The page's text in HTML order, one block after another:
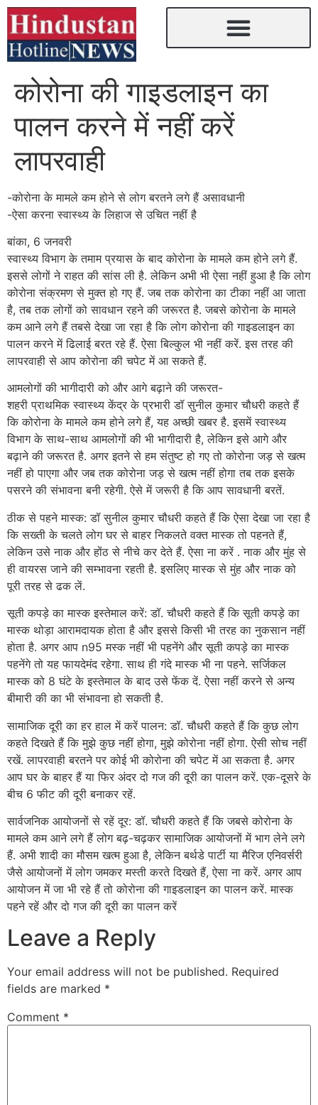
कोरोना की गाइडलाइन का
पालन करने में नहीं करें
लापरवाही
-कोरोना के मामले कम होने से लोग बरतने लगे हैं असावधानी
-ऐसा करना स्वास्थ्य के लिहाज से उचित नहीं है
बांका, 6 जनवरी
स्वास्थ्य विभाग के तमाम प्रयास के बाद कोरोना के मामले कम होने लगे हैं.
इससे लोगों ने राहत की सांस ली है. लेकिन अभी भी ऐसा नहीं हुआ है कि लोग
कोरोना संक्रमण से मुक्त हो गए हैं. जब तक कोरोना का टीका नहीं आ जाता
है, तब तक लोगों को सावधान रहने की जरूरत है. जबसे कोरोना के मामले
कम आने लगे हैं तबसे देखा जा रहा है कि लोग कोरोना की गाइडलाइन का
पालन करने में ढिलाई बरत रहे हैं. ऐसा बिल्कुल भी नहीं करें. इस तरह की
लापरवाही से आप कोरोना की चपेट में आ सकते हैं.
आमलोगों की भागीदारी को और आगे बढ़ाने की जरूरत-
शहरी प्राथमिक स्वास्थ्य केंद्र के प्रभारी डॉ सुनील कुमार चौधरी कहते हैं
कि कोरोना के मामले कम होने लगे हैं, यह अच्छी खबर है. इसमें स्वास्थ्य
विभाग के साथ-साथ आमलोगों की भी भागीदारी है, लेकिन इसे आगे और
बढ़ाने की जरूरत है. अगर इतने से हम संतुष्ट हो गए तो कोरोना जड़ से खत्म
नहीं हो पाएगा और जब तक कोरोना जड़ से खत्म नहीं होगा तब तक इसके
पसरने की संभावना बनी रहेगी. ऐसे में जरूरी है कि आप सावधानी बरतें.
ठीक से पहने मास्क: डॉ सुनील कुमार चौधरी कहते हैं कि ऐसा देखा जा रहा है
कि सख्ती के चलते लोग घर से बाहर निकलते वक्त मास्क तो पहनते हैं,
लेकिन उसे नाक और होंठ से नीचे कर देते हैं. ऐसा ना करें . नाक और मुंह से
ही वायरस जाने की सम्भावना रहती है. इसलिए मास्क से मुंह और नाक को
पूरी तरह से ढक लें.
सूती कपड़े का मास्क इस्तेमाल करें: डॉ. चौधरी कहते हैं कि सूती कपड़े का
मास्क थोड़ा आरामदायक होता है और इससे किसी भी तरह का नुकसान नहीं
होता है. अगर आप n95 मस्क नहीं भी पहनेंगे और सूती कपड़े का मास्क
पहनेंगे तो यह फायदेमंद रहेगा. साथ ही गंदे मास्क भी ना पहने. सर्जिकल
मास्क को 8 घंटे के इस्तेमाल के बाद उसे फेंक दें. ऐसा नहीं करने से अन्य
बीमारी की का भी संभावना हो सकती है.
सामाजिक दूरी का हर हाल में करें पालन: डॉ. चौधरी कहते हैं कि कुछ लोग
कहते दिखते हैं कि मुझे कुछ नहीं होगा, मुझे कोरोना नहीं होगा. ऐसी सोच नहीं
रखें. लापरवाही बरतने पर कोई भी कोरोना की चपेट में आ सकता है. अगर
आप घर के बाहर हैं या फिर अंदर दो गज की दूरी का पालन करें. एक-दूसरे के
बीच 6 फीट की दूरी बनाकर रहें.
सार्वजनिक आयोजनों से रहें दूर: डॉ. चौधरी कहते हैं कि जबसे कोरोना के
मामले कम आने लगे हैं लोग बढ़-चढ़कर सामाजिक आयोजनों में भाग लेने लगे
हैं. अभी शादी का मौसम खत्म हुआ है, लेकिन बर्थडे पार्टी या मैरिज एनिवर्सरी
जैसे आयोजनों में लोग जमकर मस्ती करते दिखते हैं, ऐसा ना करें. अगर आप
आयोजन में जा भी रहे हैं तो कोरोना की गाइडलाइन का पालन करें. मास्क
पहने रहें और दो गज की दूरी का पालन करें
Leave a Reply
Your email address will not be published. Required
fields are marked *
Comment *